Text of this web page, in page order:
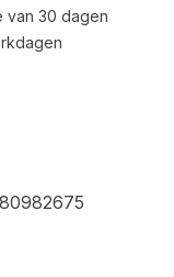
van 30 dagen